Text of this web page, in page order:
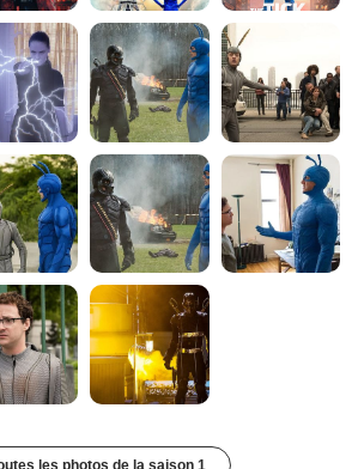
les photos de la saison 1